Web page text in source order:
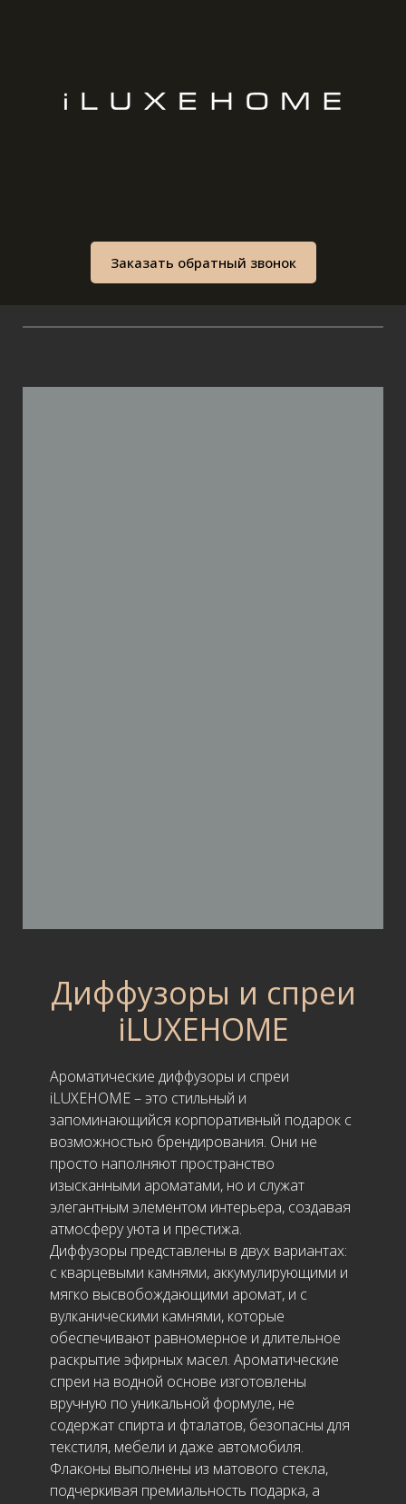
Заказать обратный звонок
Диффузоры и спреи
iLUXEHOME
Ароматические диффузоры и спреи
iLUXEHOME – это стильный и
запоминающийся корпоративный подарок с
возможностью брендирования. Они не
просто наполняют пространство
изысканными ароматами, но и служат
элегантным элементом интерьера, создавая
атмосферу уюта и престижа.
Диффузоры представлены в двух вариантах:
с кварцевыми камнями, аккумулирующими и
мягко высвобождающими аромат, и с
вулканическими камнями, которые
обеспечивают равномерное и длительное
раскрытие эфирных масел. Ароматические
спреи на водной основе изготовлены
вручную по уникальной формуле, не
содержат спирта и фталатов, безопасны для
текстиля, мебели и даже автомобиля.
Флаконы выполнены из матового стекла,
подчеркивая премиальность подарка, а